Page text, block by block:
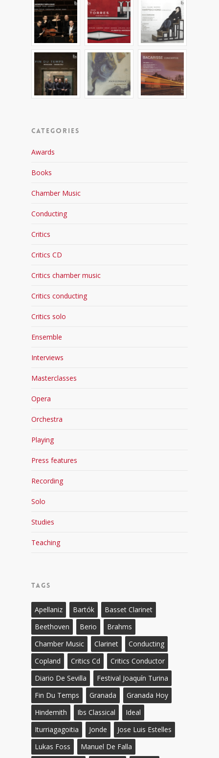
Categories
Awards
Books
Chamber Music
Conducting
Critics
Critics CD
Critics chamber music
Critics conducting
Critics solo
Ensemble
Interviews
Masterclasses
Opera
Orchestra
Playing
Press features
Recording
Solo
Studies
Teaching
Tags
Apellaniz Bartók
Basset Clarinet
Beethoven
Berio
Brahms
Chamber Music
Clarinet
Conducting
Copland
Critics Cd
Critics Conductor
Diario De Sevilla
Festival Joaquín Turina
Fin Du Temps
Granada
Granada Hoy
Hindemith
Ibs Classical
Ideal
Iturriagagoitia
Jonde
Jose Luis Estelles
Lukas Foss
Manuel De Falla